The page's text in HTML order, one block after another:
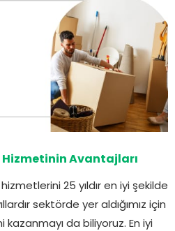
Avantajları
25 yıldır en iyi şekilde
sektörde yer aldığımız için
da biliyoruz. En iyi